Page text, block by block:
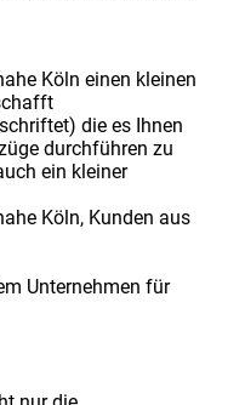
Köln einen kleinen
die es Ihnen
durchführen zu
ein kleiner
Köln, Kunden aus
Unternehmen für